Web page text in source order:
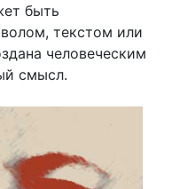
быть
текстом или
человеческим
смысл.